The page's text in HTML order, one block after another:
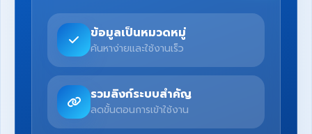
ข้อมูลเป็นหมวดหมู่
ค้นหาง่ายและใช้งานเร็ว
รวมลิงก์ระบบสำคัญ
ลดขั้นตอนการเข้าใช้งาน